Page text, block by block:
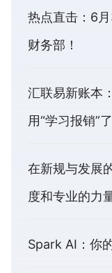
热点直击：6
财务部！
汇联易新账本
用“学习报销”了
在新规与发展
度和专业的力
Spark AI：你